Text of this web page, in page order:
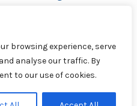
browsing experience, serve
analyse our traffic. By
to our use of cookies.
Legales |
Antispam |